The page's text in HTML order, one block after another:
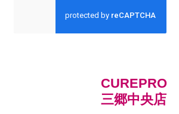
CUREPRO
三郷中央店